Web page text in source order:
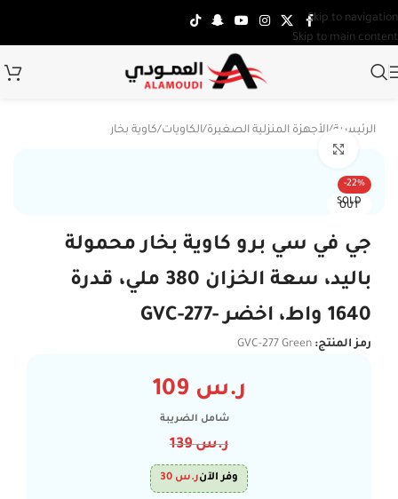
Skip to navigation
Skip to main content
الرئيسية/الأجهزة المنزلية الصغيرة/الكاويات/كاوية بخار
-22%
SOLD
OUT
جي في سي برو كاوية بخار محمولة
باليد، سعة الخزان 380 ملي، قدرة
1640 واط، اخضر -GVC-277
رمز المنتج: GVC-277 Green
ر.س
شامل الضريبة
ر.س139
وفر الآنر.س